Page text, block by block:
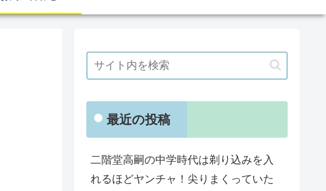
最近の投稿
二階堂高嗣の中学時代は剃り込みを入
れるほどヤンチャ！尖りまくっていた